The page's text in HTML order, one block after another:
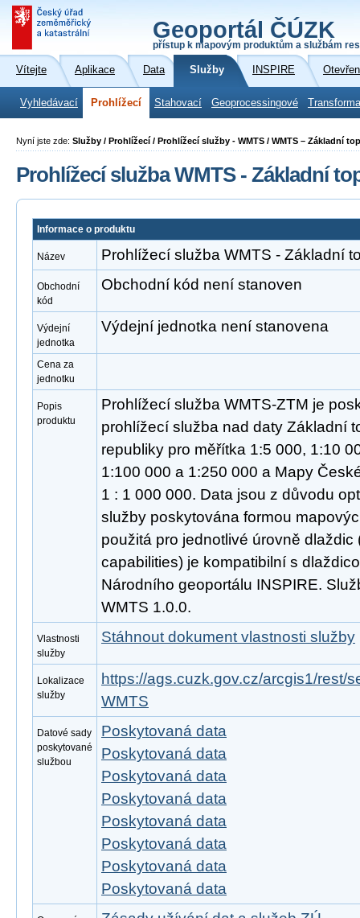
Geoportál ČÚZK
přístup k mapovým produktům a službám
Vítejte Aplikace Data Služby INSPIRE
Vyhledávací Prohlížecí Stahovací Geoprocessingové
Nyní jste zde: Služby / Prohlížecí / Prohlížecí služby - WMTS / WMTS – Základní
Prohlížecí služba WMTS - Základní
Informace o produktu
Název Prohlížecí služba WMTS - Základní
Obchodní
kód
Obchodní kód není stanoven
Výdejní
jednotka
Výdejní jednotka není stanovena
Cena za
jednotku
Popis
produktu
Prohlížecí služba WMTS-ZTM je
prohlížecí služba nad daty Základní
republiky pro měřítka 1:5 000, 1:10
1:100 000 a 1:250 000 a Mapy
1 : 1 000 000. Data jsou z důvodu
služby poskytována formou
použitá pro jednotlivé úrovně
capabilities) je kompatibilní s
Národního geoportálu INSPIRE.
WMTS 1.0.0.
Vlastnosti
služby
Stáhnout dokument vlastnosti služby
Lokalizace
služby
https://ags.cuzk.gov.cz/arcgis1/rest/
WMTS
Datové sady
poskytované
službou
Poskytovaná data
Poskytovaná data
Poskytovaná data
Poskytovaná data
Poskytovaná data
Poskytovaná data
Poskytovaná data
Poskytovaná data